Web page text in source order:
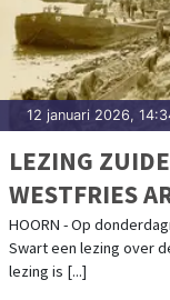
12 januari 2026,
LEZING
WESTFRIES
HOORN - Op
Swart een lezing over
lezing is [...]